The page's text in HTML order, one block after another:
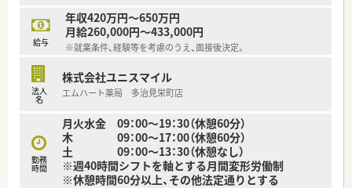
給与
年収420万円～650万円
月給260,000円～433,000円
※就業条件、経験等を考慮のうえ、面接後決定。
法人
名
株式会社ユニスマイル
エムハート薬局 多治見栄町店
勤務
時間
月火水金 09：00～19：30（休憩60分）
木 09：00～17：00（休憩60分）
土 09：00～13：30（休憩なし）
※週40時間シフトを軸とする月間変形労働制
※休憩時間60分以上、その他法定通りとする